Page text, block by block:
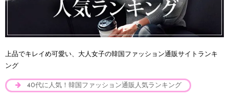
上品でキレイめ可愛い、大人女子の韓国ファッション通販サイトランキ
ング
40代に人気！韓国ファッション通販人気ランキング